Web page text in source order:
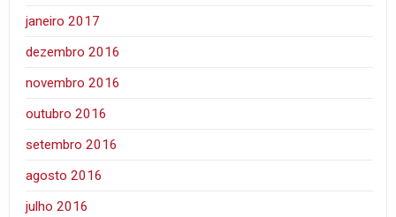
janeiro 2017
dezembro 2016
novembro 2016
outubro 2016
setembro 2016
agosto 2016
julho 2016